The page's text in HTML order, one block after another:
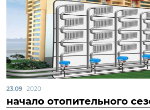
23.09 2020
начало отопительного